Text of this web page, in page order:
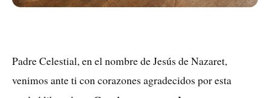
Padre Celestial, en el nombre de Jesús de Nazaret,
venimos ante ti con corazones agradecidos por esta